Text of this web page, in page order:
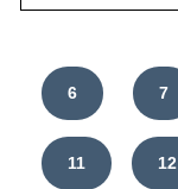
6 7
11 12